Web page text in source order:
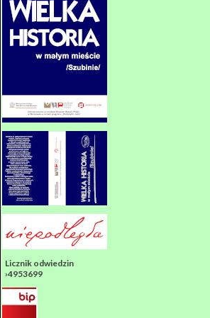
Licznik odwiedzin
›4953699